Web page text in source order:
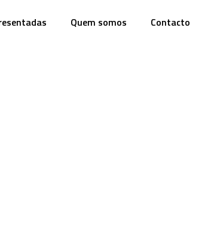
Quem somos Contacto